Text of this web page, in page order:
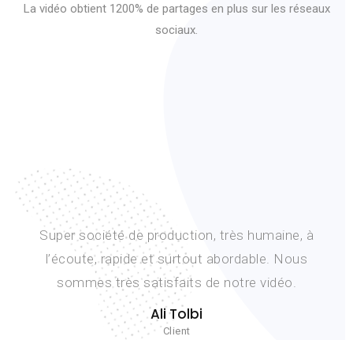
La vidéo obtient 1200% de partages en plus sur les réseaux
sociaux.
Lancement d’un nouveau projet dans un timing
très serré. Nous avons pu compter sur la réactivité
et l’éfficacité de l’équipe et nous sommes très
contents du résultat. Merci Fouad.